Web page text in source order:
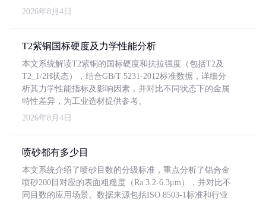
2026年8月4日
T2紫铜国标硬度及力学性能分析
本文系统解读T2紫铜的国标硬度和抗拉强度（包括T2及
T2_1/2H状态），结合GB/T 5231-2012标准数据，详细分
析其力学性能指标及影响因素，并对比不同状态下的金属
特性差异，为工业选材提供参考。
2026年8月4日
喷砂都有多少目
本文系统介绍了喷砂目数的分级标准，重点分析了铝合金
喷砂200目对应的表面粗糙度（Ra 3.2-6.3μm），并对比不
同目数的应用场景。数据来源包括ISO 8503-1标准和行业